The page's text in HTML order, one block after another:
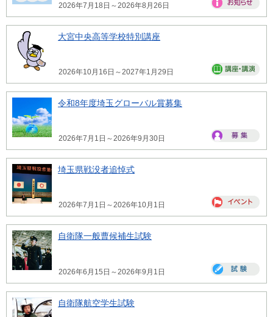
2026年7月18日～2026年8月26日
大宮中央高等学校特別講座
2026年10月16日～2027年1月29日
令和8年度埼玉グローバル賞募集
2026年7月1日～2026年9月30日
埼玉県戦没者追悼式
2026年7月1日～2026年10月1日
自衛隊一般曹候補生試験
2026年6月15日～2026年9月1日
自衛隊航空学生試験